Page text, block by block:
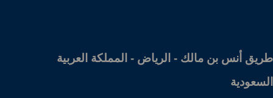
طريق أنس بن مالك - الرياض - المملكة العربية
السعودية